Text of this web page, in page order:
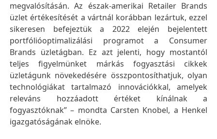
megvalósításán. Az észak-amerikai Retailer Brands
üzlet értékesítését a vártnál korábban lezártuk, ezzel
sikeresen befejeztük a 2022 elején bejelentett
portfólióoptimalizálási programot a Consumer
Brands üzletágban. Ez azt jelenti, hogy mostantól
teljes figyelmünket márkás fogyasztási cikkek
üzletágunk növekedésére összpontosíthatjuk, olyan
technológiákat tartalmazó innovációkkal, amelyek
releváns hozzáadott értéket kínálnak a
fogyasztóknak” – mondta Carsten Knobel, a Henkel
igazgatóságának elnöke.